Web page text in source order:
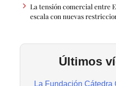
La tensión comercial entre
escala con nuevas
Últimos
La Fundación Cátedra